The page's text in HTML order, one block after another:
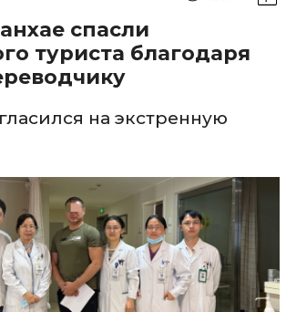
спасли
туриста благодаря
на экстренную